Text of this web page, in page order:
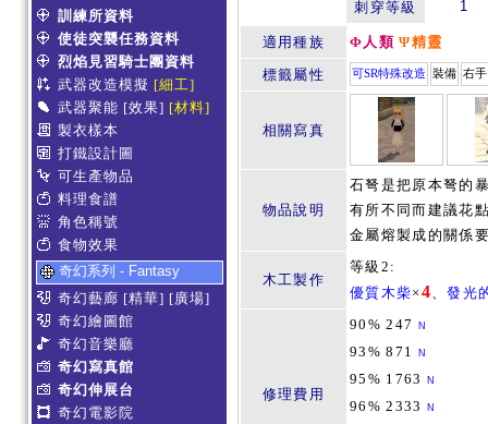
訓練所資料
使徒突襲任務資料
烈焰見習騎士團資料
武器改造模擬 [細工]
武器聚能 [效果] [材料]
製衣樣本
打鐵設計圖
可生產物品
料理食譜
角色稱號
食物效果
奇幻系列 - Fantasy
奇幻藝廊 [精華] [廣場]
奇幻繪圖館
奇幻音樂廳
奇幻寫真館
奇幻伸展台
奇幻電影院
刺穿等級 1
適用種族 Φ人類 Ψ精靈
標籤屬性
可SR特殊改造 裝備 右手
相關寫真
物品說明
石弩是把原本弩的
有所不同而建議花
金屬熔製成的關係
木工製作
等級2:
優質木柴×4、發光
修理費用
90% 247 N
93% 871 N
95% 1763 N
96% 2333 N